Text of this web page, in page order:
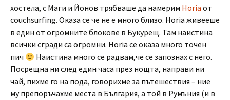
хостела, с Маги и Йонов трябваше да намерим Horia от
couchsurfing. Оказа се че не е много близо. Horia живееше
в един от огромните блокове в Букурещ. Там наистина
всички сгради са огромни. Horia се оказа много точен
пич
Наистина много се радвам,че се запознах с него.
Посрещна ни след един часа през нощта, направи ни
чай, пихме го на пода, говорихме за пътешествия – ние
му препоръчахме места в България, а той в Румъния (и в